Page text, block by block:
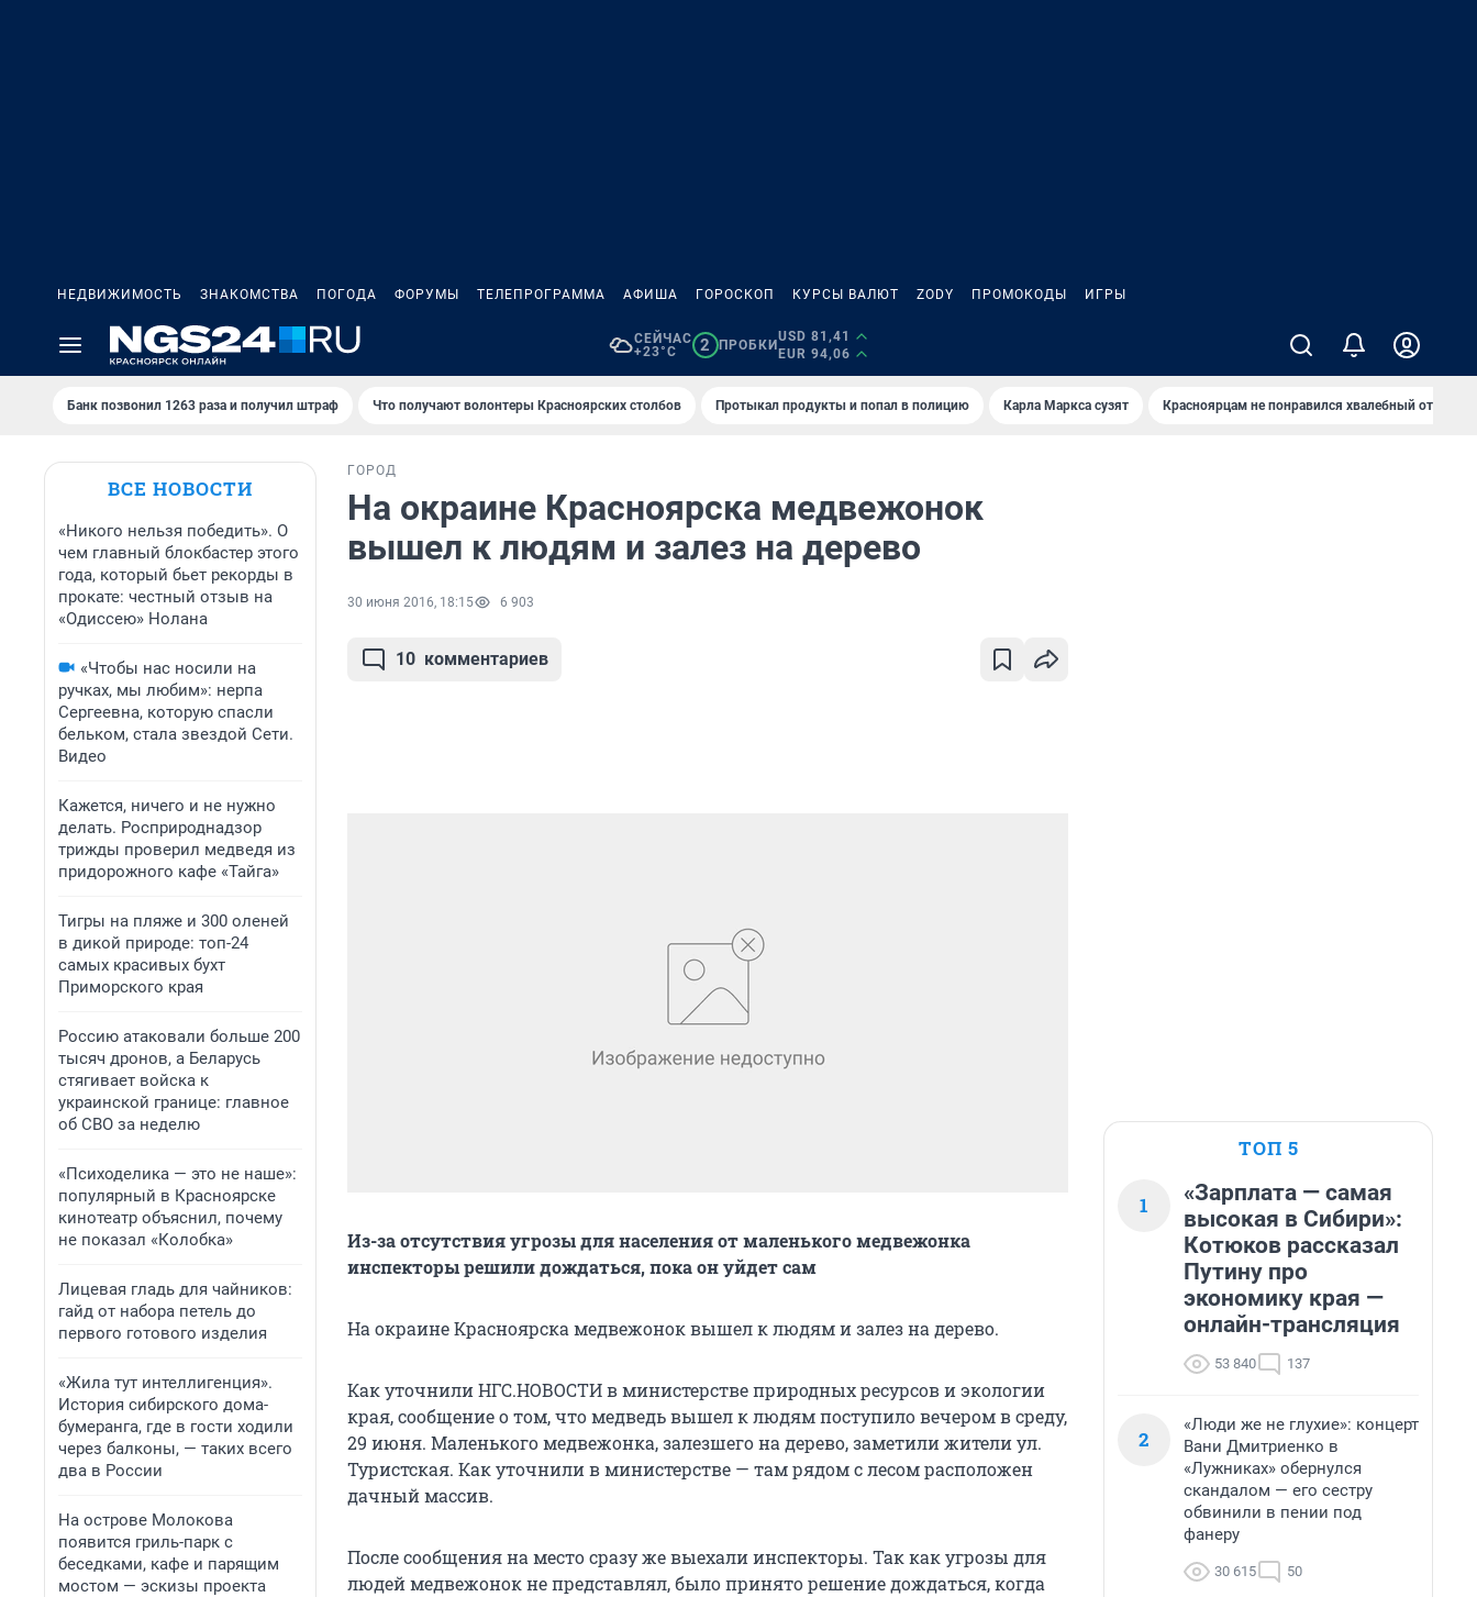
НЕДВИЖИМОСТЬ ЗНАКОМСТВА ПОГОДА ФОРУМЫ ТЕЛЕПРОГРАММА АФИША ГОРОСКОП КУРСЫ ВАЛЮТ ZODY ПРОМОКОДЫ ИГРЫ
СЕЙЧАС
+23°C
2 ПРОБКИ
USD 81,41
EUR 94,06
Банк позвонил 1263 раза и получил штраф Что получают волонтеры Красноярских столбов Протыкал продукты и попал в полицию Карла Маркса сузят Красноярцам не понравился хвалебный отзыв о
ВСЕ НОВОСТИ
«Никого нельзя победить». О
чем главный блокбастер этого
года, который бьет рекорды в
прокате: честный отзыв на
«Одиссею» Нолана
«Чтобы нас носили на
ручках, мы любим»: нерпа
Сергеевна, которую спасли
бельком, стала звездой Сети.
Видео
Кажется, ничего и не нужно
делать. Росприроднадзор
трижды проверил медведя из
придорожного кафе «Тайга»
Тигры на пляже и 300 оленей
в дикой природе: топ-24
самых красивых бухт
Приморского края
Россию атаковали больше 200
тысяч дронов, а Беларусь
стягивает войска к
украинской границе: главное
об СВО за неделю
«Психоделика — это не наше»:
популярный в Красноярске
кинотеатр объяснил, почему
не показал «Колобка»
Лицевая гладь для чайников:
гайд от набора петель до
первого готового изделия
«Жила тут интеллигенция».
История сибирского дома-
бумеранга, где в гости ходили
через балконы, — таких всего
два в России
На острове Молокова
появится гриль-парк с
беседками, кафе и парящим
мостом — эскизы проекта
ГОРОД
На окраине Красноярска медвежонок
вышел к людям и залез на дерево
30 июня 2016, 18:15 6 903
10 комментариев
Из-за отсутствия угрозы для населения от маленького медвежонка
инспекторы решили дождаться, пока он уйдет сам
На окраине Красноярска медвежонок вышел к людям и залез на дерево.
Как уточнили НГС.НОВОСТИ в министерстве природных ресурсов и экологии
края, сообщение о том, что медведь вышел к людям поступило вечером в среду,
29 июня. Маленького медвежонка, залезшего на дерево, заметили жители ул.
Туристская. Как уточнили в министерстве — там рядом с лесом расположен
дачный массив.
После сообщения на место сразу же выехали инспекторы. Так как угрозы для
людей медвежонок не представлял, было принято решение дождаться, когда
ТОП 5
1
«Зарплата — самая
высокая в Сибири»:
Котюков рассказал
Путину про
экономику края —
онлайн-трансляция
53 840 137
2
«Люди же не глухие»: концерт
Вани Дмитриенко в
«Лужниках» обернулся
скандалом — его сестру
обвинили в пении под
фанеру
30 615 50